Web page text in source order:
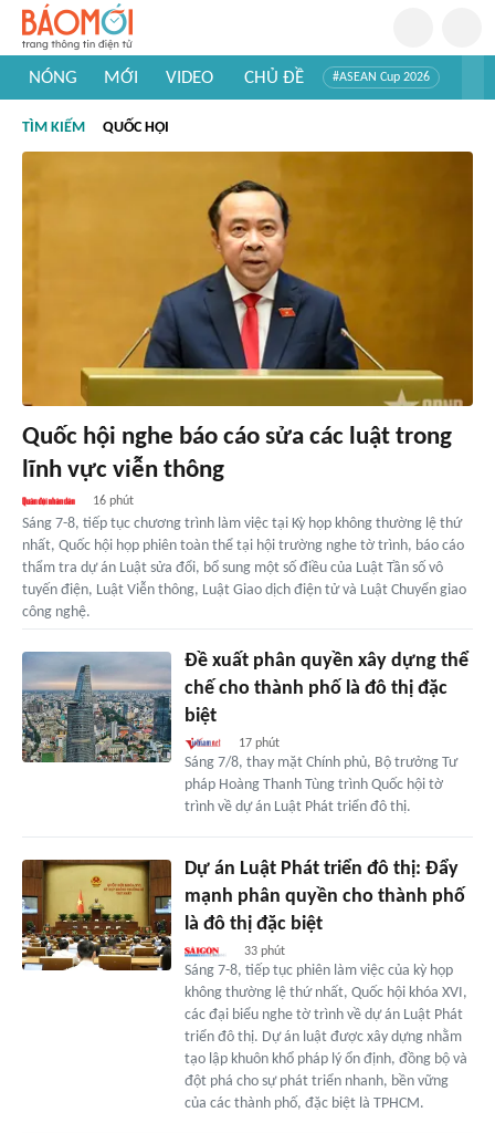
NÓNG MỚI VIDEO CHỦ ĐỀ #ASEAN Cup 2026
#Khám phá thế giới
TÌM KIẾM QUỐC HỘI
Quốc hội nghe báo cáo sửa các luật trong
lĩnh vực viễn thông
16 phút
Sáng 7-8, tiếp tục chương trình làm việc tại Kỳ họp không thường lệ thứ
nhất, Quốc hội họp phiên toàn thể tại hội trường nghe tờ trình, báo cáo
thẩm tra dự án Luật sửa đổi, bổ sung một số điều của Luật Tần số vô
tuyến điện, Luật Viễn thông, Luật Giao dịch điện tử và Luật Chuyển giao
công nghệ.
Đề xuất phân quyền xây dựng thể
chế cho thành phố là đô thị đặc
biệt
17 phút
Sáng 7/8, thay mặt Chính phủ, Bộ trưởng Tư
pháp Hoàng Thanh Tùng trình Quốc hội tờ
trình về dự án Luật Phát triển đô thị.
Dự án Luật Phát triển đô thị: Đẩy
mạnh phân quyền cho thành phố
là đô thị đặc biệt
33 phút
Sáng 7-8, tiếp tục phiên làm việc của kỳ họp
không thường lệ thứ nhất, Quốc hội khóa XVI,
các đại biểu nghe tờ trình về dự án Luật Phát
triển đô thị. Dự án luật được xây dựng nhằm
tạo lập khuôn khổ pháp lý ổn định, đồng bộ và
đột phá cho sự phát triển nhanh, bền vững
của các thành phố, đặc biệt là TPHCM.